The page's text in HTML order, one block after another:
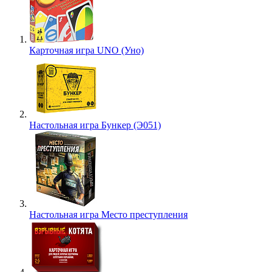
Карточная игра UNO (Уно)
Настольная игра Бункер (Э051)
Настольная игра Место преступления